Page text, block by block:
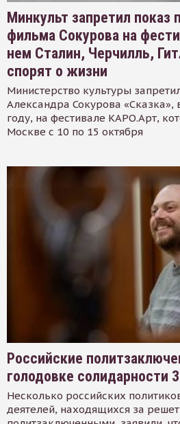
Минкульт запретил показ
фильма Сокурова на
нем Сталин, Черчилль,
спорят о жизни
Министерство культуры
Александра Сокурова
году, на фестивале КАРО.Арт,
Москве с 10 по 15 октября
Российские
голодовке солидарности
Несколько российских
деятелей, находящихся за